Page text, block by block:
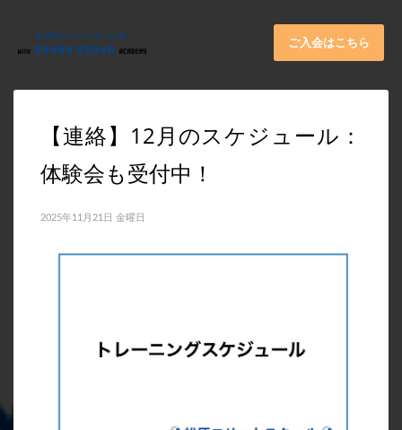
ARCHIVES
2025年9月
2025年8月
2025年5月
2024年10月
ご入会はこちら
【連絡】12月のスケジュール：
体験会も受付中！
2025年11月21日 金曜日